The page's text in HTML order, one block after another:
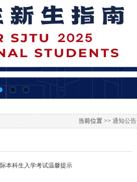
当前位置 >> 通知公告
本科生入学考试温馨提示